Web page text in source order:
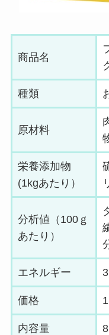
商品名
種類
原材料
栄養添加物
(1kgあたり）
分析値（100ｇ
あたり）
エネルギー
価格
内容量